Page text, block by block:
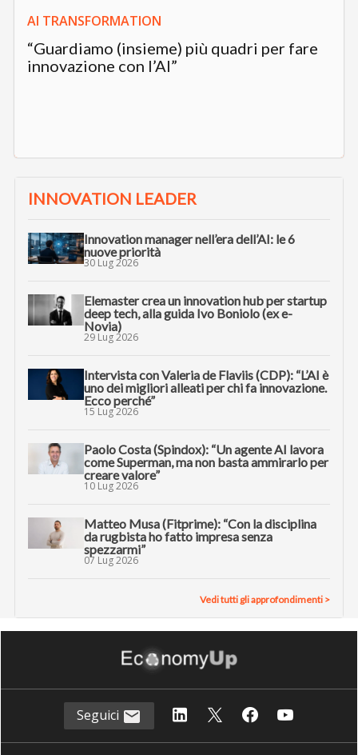
AI TRANSFORMATION
“Guardiamo (insieme) più quadri per fare
innovazione con l’AI”
INNOVATION LEADER
Innovation manager nell’era dell’AI: le 6
nuove priorità
30 Lug 2026
Elemaster crea un innovation hub per startup
deep tech, alla guida Ivo Boniolo (ex e-
Novia)
29 Lug 2026
Intervista con Valeria de Flaviis (CDP): “L’AI è
uno dei migliori alleati per chi fa innovazione.
Ecco perché”
15 Lug 2026
Paolo Costa (Spindox): “Un agente AI lavora
come Superman, ma non basta ammirarlo per
creare valore”
10 Lug 2026
Matteo Musa (Fitprime): “Con la disciplina
da rugbista ho fatto impresa senza
spezzarmi”
07 Lug 2026
Vedi tutti gli approfondimenti >
Seguici